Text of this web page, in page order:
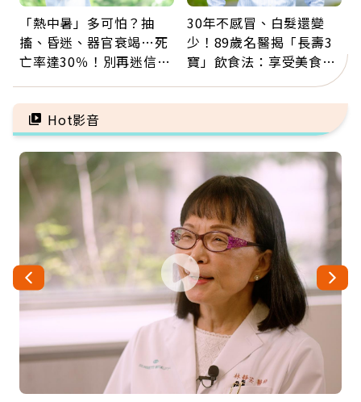
「熱中暑」多可怕？抽
搐、昏迷、器官衰竭…死
亡率達30％！別再迷信
5招才能真救命
30年不感冒、白髮還變
少！89歲名醫揭「長壽3
寶」飲食法：享受美食不
Hot影音